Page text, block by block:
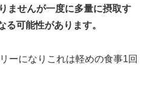
ませんが一度に多量に摂取す
る可能性があります。
ーになりこれは軽めの食事1回